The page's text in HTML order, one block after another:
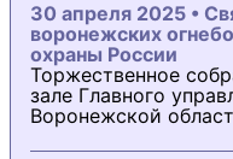
30 апреля 2025 •
воронежских
охраны России
Торжественное
зале Главного
Воронежской